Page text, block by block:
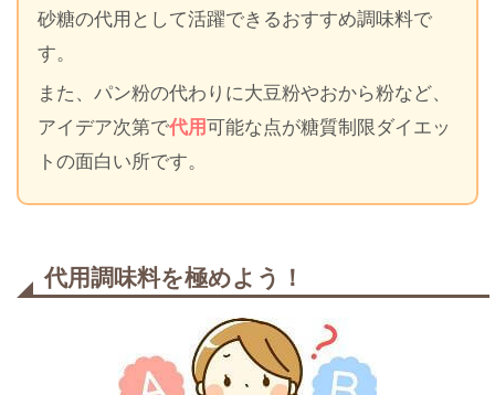
砂糖の代用として活躍できるおすすめ調味料で
す。
また、パン粉の代わりに大豆粉やおから粉など、
アイデア次第で代用可能な点が糖質制限ダイエッ
トの面白い所です。
代用調味料を極めよう！